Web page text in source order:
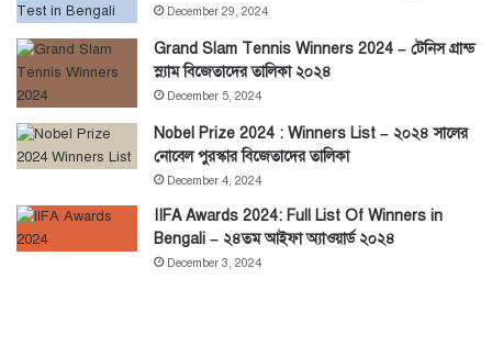
December 29, 2024
Grand Slam Tennis Winners 2024 – টেনিস গ্রান্ড
স্ল্যাম বিজেতাদের তালিকা ২০২৪
December 5, 2024
Nobel Prize 2024 : Winners List – ২০২৪ সালের
নোবেল পুরস্কার বিজেতাদের তালিকা
December 4, 2024
IIFA Awards 2024: Full List Of Winners in
Bengali – ২৪তম আইফা অ্যাওয়ার্ড ২০২৪
December 3, 2024